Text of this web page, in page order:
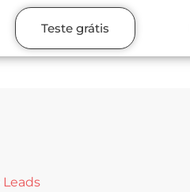
Teste grátis
Leads